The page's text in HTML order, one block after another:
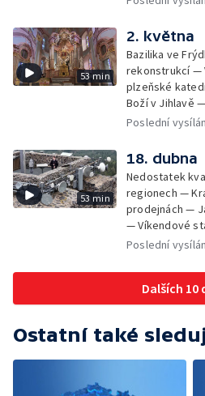
betonovým
výtvarná díla s
sezona na
Povstalecké
53 min
2. května
Bazilika ve
rekonstrukcí —
plzeňské
Boží v Jihlavě
jezdce z Kobylí
osvobození
svobody —
biotop —
zkoumají
Architektura
zámku — Místo
na jižní Moravě
Poslední
53 min
18. dubna
Nedostatek
regionech —
prodejnách —
— Víkendové
a nevhodný
Mezinárodní
Významní
značení —
Vysočině —
Poslední
Dalších 10
Ostatní také